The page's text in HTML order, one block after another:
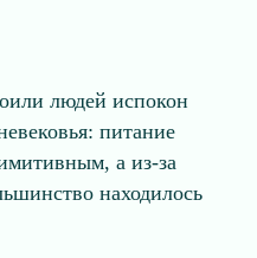
людей испокон
питание
а из-за
находилось